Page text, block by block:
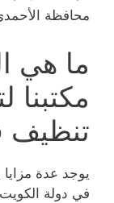
محافظة
ما هي
مكتبنا
تنظيف
يوجد عدة مزايا
في دولة